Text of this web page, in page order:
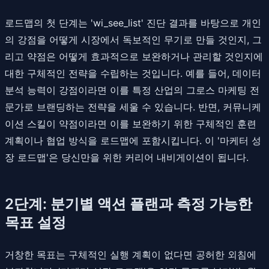
로드맵의 첫 단계는 'wi_see_list' 진단 결과를 바탕으로 개인
의 강점을 어떻게 시장에서 독보적인 무기로 만들 것인지, 그
리고 약점은 어떻게 효과적으로 보완하거나 관리할 것인지에
대한 구체적인 전략을 수립하는 것입니다. 예를 들어, 데이터
분석 능력이 강점이라면 이를 특정 산업의 그로스 마케팅 전
문가로 브랜딩하는 전략을 세울 수 있습니다. 반면, 커뮤니케
이션 스킬이 약점이라면 이를 보완하기 위한 구체적인 훈련
계획이나 협업 방식을 로드맵에 포함시킵니다. 이 '마케터 성
장 로드맵'은 당신만을 위한 커리어 내비게이션이 됩니다.
2단계: 분기별 액션 플랜과 측정 가능한
목표 설정
거창한 목표는 구체적인 실행 계획이 없다면 공허한 외침에